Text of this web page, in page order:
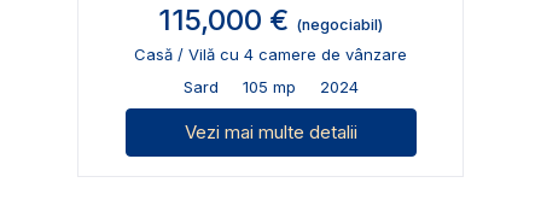
115,000 € (negociabil)
Casă / Vilă cu 4 camere de vânzare
Sard
105 mp 2024
Vezi mai multe detalii